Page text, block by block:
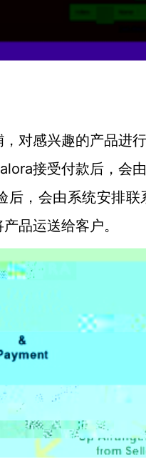
，对感兴趣的产品进行
接受付款后，会由
后，会由系统安排
品运送给客户。